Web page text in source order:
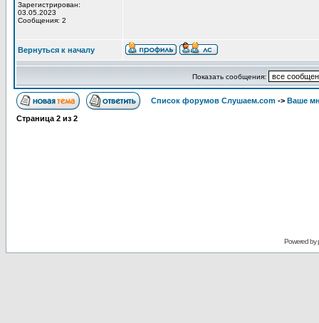
Зарегистрирован:
03.05.2023
Сообщения: 2
Вернуться к началу
Показать сообщения:
Список форумов Слушаем.com -> Ваше
Страница 2 из 2
Powered by